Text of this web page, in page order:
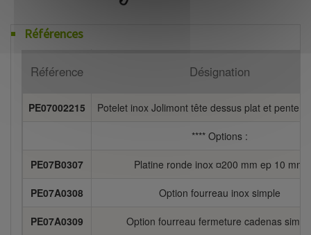
Références
Référence Désignation
PE07002215 Potelet inox Jolimont tête dessus plat et pente
**** Options :
PE07B0307 Platine ronde inox ¤200 mm ep 10 mm
PE07A0308 Option fourreau inox simple
PE07A0309 Option fourreau fermeture cadenas